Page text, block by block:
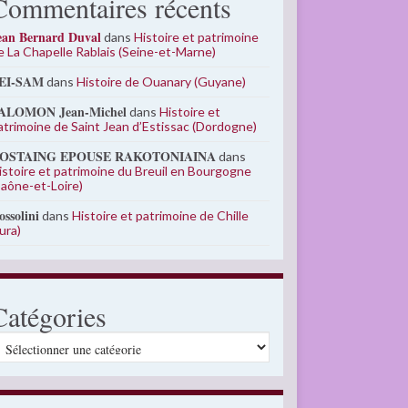
récents
Bernard DuvaldansHistoire et patrimoine
La Chapelle Rablais (Seine-et-Marne)
SAMdansHistoire de Ouanary (Guyane)
Jean-MicheldansHistoire et
de Saint Jean d’Estissac (Dordogne)
EPOUSE RAKOTONIAINAdans
et patrimoine du Breuil en Bourgogne
et-Loire)
dansHistoire et patrimoine de Chille